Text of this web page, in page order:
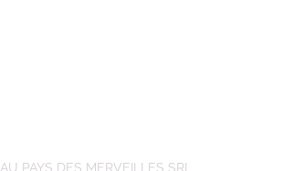
AU PAYS DES MERVEILLES SRL